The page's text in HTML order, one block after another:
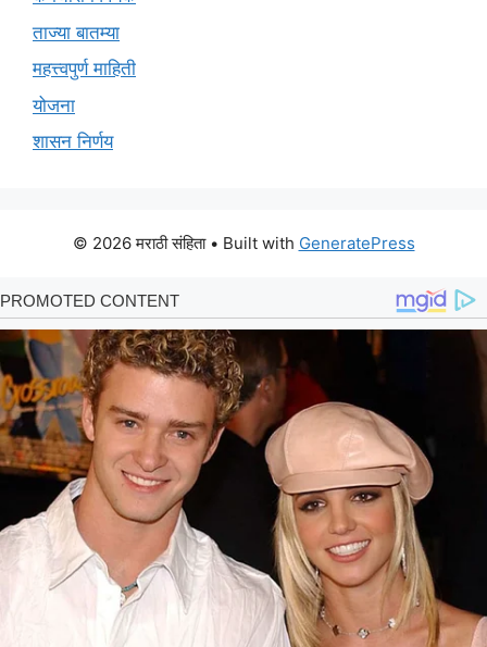
ताज्या बातम्या
महत्त्वपुर्ण माहिती
योजना
शासन निर्णय
© 2026 मराठी संहिता• Built with GeneratePress